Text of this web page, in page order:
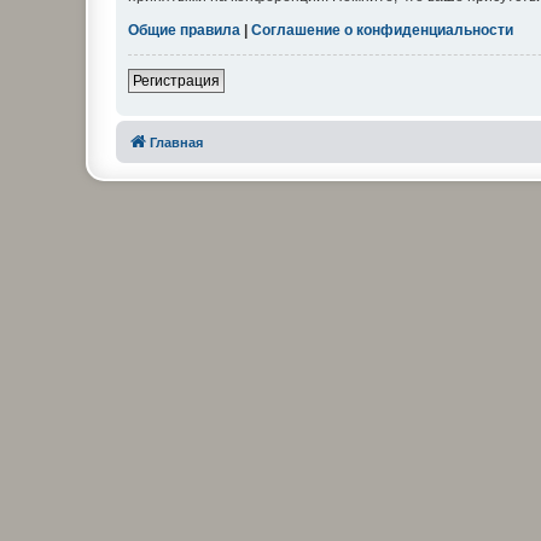
Общие правила | Соглашение о конфиденциальности
Регистрация
Главная